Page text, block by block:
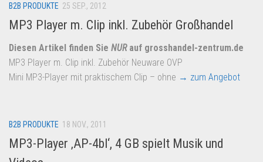
B2B PRODUKTE 25 SEP., 2012
MP3 Player m. Clip inkl. Zubehör Großhandel
Diesen Artikel finden Sie NURauf grosshandel-zentrum.de
MP3 Player m. Clip inkl. Zubehör Neuware OVP
Mini MP3-Player mit praktischem Clip – ohne → zum Angebot
B2B PRODUKTE 18 NOV., 2011
MP3-Player ‚AP-4bl‘, 4 GB spielt Musik und